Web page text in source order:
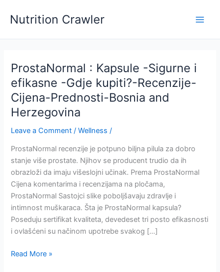
Nutrition Crawler
ProstaNormal : Kapsule -Sigurne i
efikasne -Gdje kupiti?-Recenzije-
Cijena-Prednosti-Bosnia and
Herzegovina
Leave a Comment /Wellness /
ProstaNormal recenzije je potpuno biljna pilula za dobro
stanje više prostate. Njihov se producent trudio da ih
obrazloži da imaju višeslojni učinak. Prema ProstaNormal
Cijena komentarima i recenzijama na pločama,
ProstaNormal Sastojci slike poboljšavaju zdravlje i
intimnost muškaraca. Šta je ProstaNormal kapsula?
Poseduju sertifikat kvaliteta, devedeset tri posto efikasnosti
i ovlašćeni su načinom upotrebe svakog […]
ProstaNormal
Read More »